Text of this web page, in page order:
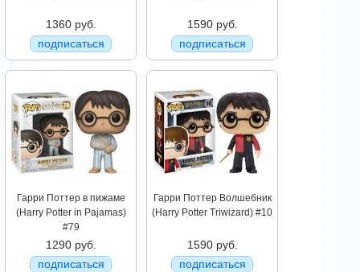
1360 руб.
подписаться
1590 руб.
подписаться
Гарри Поттер в пижаме
(Harry Potter in Pajamas)
#79
1290 руб.
подписаться
Гарри Поттер Волшебник
(Harry Potter Triwizard) #10
1590 руб.
подписаться